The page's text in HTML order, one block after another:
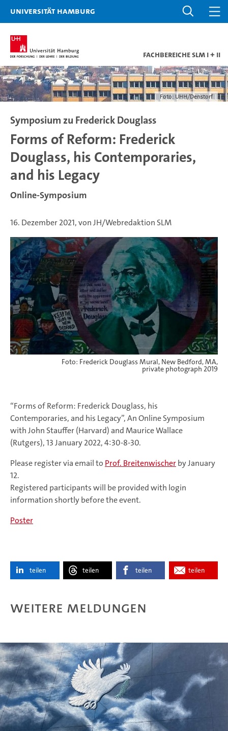
Universität Hamburg
Fachbereiche SLM I + II
Foto: UHH/Denstorf
Symposium zu Frederick Douglass
Forms of Reform: Frederick
Douglass, his Contemporaries,
and his Legacy
Online-Symposium
16. Dezember 2021, von JH/Webredaktion SLM
Foto: Frederick Douglass Mural, New Bedford, MA,
private photograph 2019
“Forms of Reform: Frederick Douglass, his
Contemporaries, and his Legacy”, An Online Symposium
with John Stauffer (Harvard) and Maurice Wallace
(Rutgers), 13 January 2022, 4:30-8-30.
Please register via email to Prof. Breitenwischerby January
12.
Registered participants will be provided with login
information shortly before the event.
Poster
teilen teilen teilen teilen
Weitere Meldungen